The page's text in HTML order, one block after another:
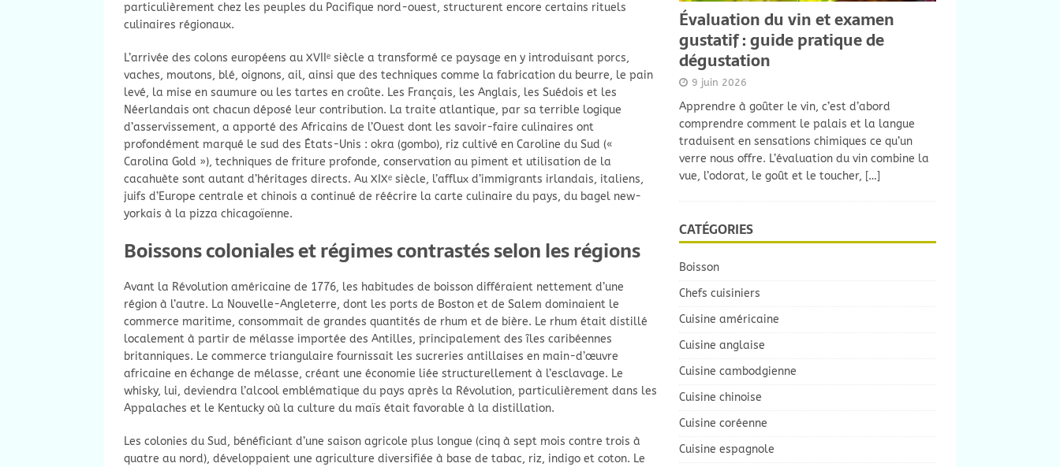
particulièrement chez les peuples du Pacifique nord-ouest, structurent encore certains rituels
culinaires régionaux.
L’arrivée des colons européens au XVIIᵉ siècle a transformé ce paysage en y introduisant porcs,
vaches, moutons, blé, oignons, ail, ainsi que des techniques comme la fabrication du beurre, le pain
levé, la mise en saumure ou les tartes en croûte. Les Français, les Anglais, les Suédois et les
Néerlandais ont chacun déposé leur contribution. La traite atlantique, par sa terrible logique
d’asservissement, a apporté des Africains de l’Ouest dont les savoir-faire culinaires ont
profondément marqué le sud des États-Unis : okra (gombo), riz cultivé en Caroline du Sud («
Carolina Gold »), techniques de friture profonde, conservation au piment et utilisation de la
cacahuète sont autant d’héritages directs. Au XIXᵉ siècle, l’afflux d’immigrants irlandais, italiens,
juifs d’Europe centrale et chinois a continué de réécrire la carte culinaire du pays, du bagel new-
yorkais à la pizza chicagoïenne.
Boissons coloniales et régimes contrastés selon les régions
Avant la Révolution américaine de 1776, les habitudes de boisson différaient nettement d’une
région à l’autre. La Nouvelle-Angleterre, dont les ports de Boston et de Salem dominaient le
commerce maritime, consommait de grandes quantités de rhum et de bière. Le rhum était distillé
localement à partir de mélasse importée des Antilles, principalement des îles caribéennes
britanniques. Le commerce triangulaire fournissait les sucreries antillaises en main-d’œuvre
africaine en échange de mélasse, créant une économie liée structurellement à l’esclavage. Le
whisky, lui, deviendra l’alcool emblématique du pays après la Révolution, particulièrement dans les
Appalaches et le Kentucky où la culture du maïs était favorable à la distillation.
Les colonies du Sud, bénéficiant d’une saison agricole plus longue (cinq à sept mois contre trois à
quatre au nord), développaient une agriculture diversifiée à base de tabac, riz, indigo et coton. Le
Évaluation du vin et examen
gustatif : guide pratique de
dégustation
9 juin 2026
Apprendre à goûter le vin, c’est d’abord
comprendre comment le palais et la langue
traduisent en sensations chimiques ce qu’un
verre nous offre. L’évaluation du vin combine la
vue, l’odorat, le goût et le toucher, […]
CATÉGORIES
Boisson
Chefs cuisiniers
Cuisine américaine
Cuisine anglaise
Cuisine cambodgienne
Cuisine chinoise
Cuisine coréenne
Cuisine espagnole